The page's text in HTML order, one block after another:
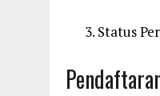
Status